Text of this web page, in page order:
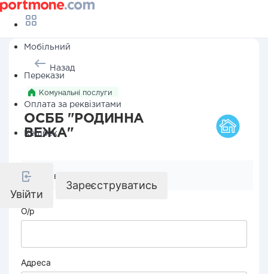
Мобільний
Перекази
Оплата за реквізитами
Кешбек
Увійти
Зареєструватись
Назад
Комунальні послуги
ОСББ "РОДИННА
ВЕЖА"
Реквізити компанії
О/р
Адреса